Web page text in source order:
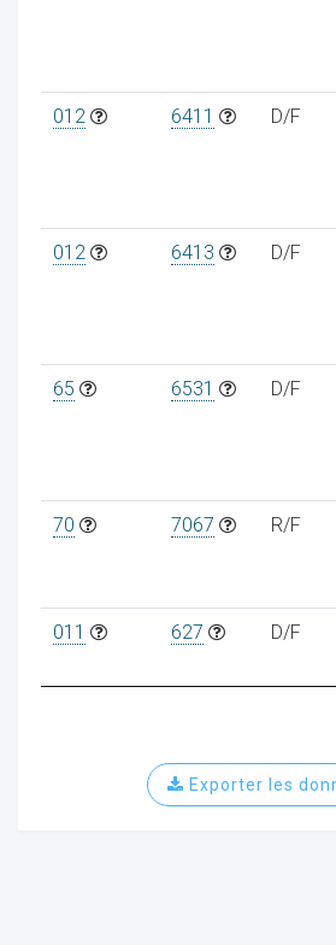
012 6411 D/F
012 6413 D/F
65 6531 D/F
70 7067 R/F
011 627 D/F
Exporter les